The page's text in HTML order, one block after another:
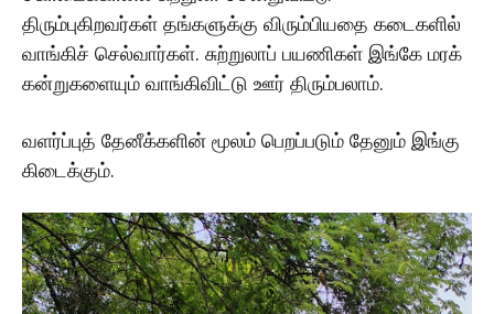
திரும்புகிறவர்கள் தங்களுக்கு விரும்பியதை கடைகளில்
வாங்கிச் செல்வார்கள். சுற்றுலாப் பயணிகள் இங்கே மரக்
கன்றுகளையும் வாங்கிவிட்டு ஊர் திரும்பலாம்.
வளர்ப்புத் தேனீக்களின் மூலம் பெறப்படும் தேனும் இங்கு
கிடைக்கும்.